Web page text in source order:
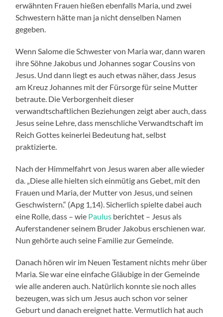
erwähnten Frauen hießen ebenfalls Maria, und zwei
Schwestern hätte man ja nicht denselben Namen
gegeben.
Wenn Salome die Schwester von Maria war, dann waren
ihre Söhne Jakobus und Johannes sogar Cousins von
Jesus. Und dann liegt es auch etwas näher, dass Jesus
am Kreuz Johannes mit der Fürsorge für seine Mutter
betraute. Die Verborgenheit dieser
verwandtschaftlichen Beziehungen zeigt aber auch, dass
Jesus seine Lehre, dass menschliche Verwandtschaft im
Reich Gottes keinerlei Bedeutung hat, selbst
praktizierte.
Nach der Himmelfahrt von Jesus waren aber alle wieder
da. „Diese alle hielten sich einmütig ans Gebet, mit den
Frauen und Maria, der Mutter von Jesus, und seinen
Geschwistern.“ (Apg 1,14). Sicherlich spielte dabei auch
eine Rolle, dass – wie Paulus berichtet – Jesus als
Auferstandener seinem Bruder Jakobus erschienen war.
Nun gehörte auch seine Familie zur Gemeinde.
Danach hören wir im Neuen Testament nichts mehr über
Maria. Sie war eine einfache Gläubige in der Gemeinde
wie alle anderen auch. Natürlich konnte sie noch alles
bezeugen, was sich um Jesus auch schon vor seiner
Geburt und danach ereignet hatte. Vermutlich hat auch